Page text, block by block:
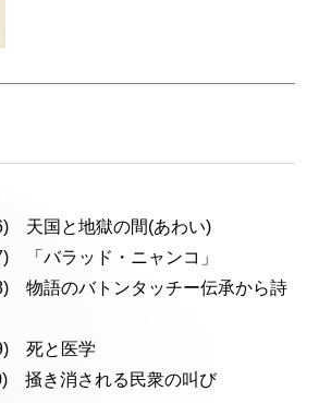
天国と地獄の間(あわい)
「バラッド・ニャンコ」
物語のバトンタッチー伝承から詩
死と医学
掻き消される民衆の叫び